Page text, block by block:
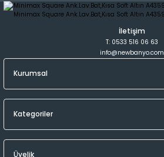
İletişim
T: 0533 516 06 63
info@newbanyo.com
Kurumsal
Kategoriler
Üyelik